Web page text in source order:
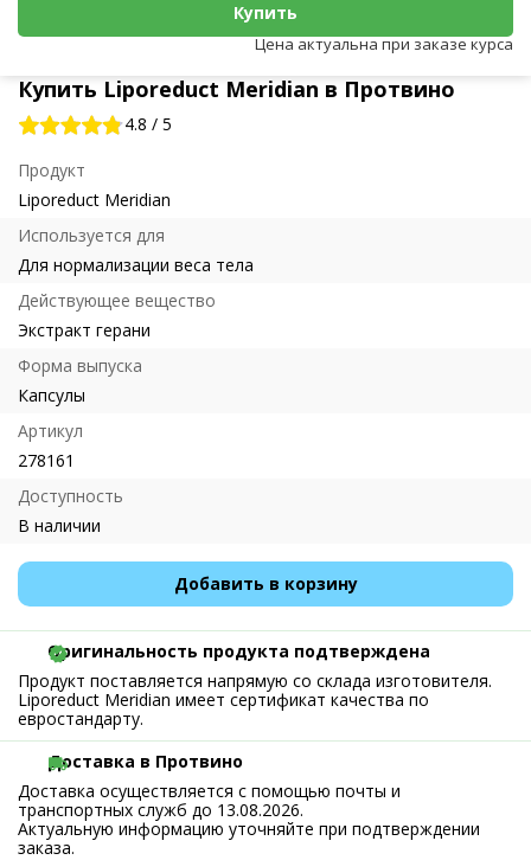
Купить Liporeduct Meridian в Протвино
4.8 / 5
Продукт
Liporeduct Meridian
Используется для
Для нормализации веса тела
Действующее вещество
Экстракт герани
Форма выпуска
Капсулы
Артикул
278161
Доступность
В наличии
Добавить в корзину
Купить
Цена актуальна при заказе курса
Оригинальность продукта подтверждена
Продукт поставляется напрямую со склада изготовителя.
Liporeduct Meridian имеет сертификат качества по
евростандарту.
Доставка в Протвино
Доставка осуществляется с помощью почты и
транспортных служб до 13.08.2026.
Актуальную информацию уточняйте при подтверждении
заказа.